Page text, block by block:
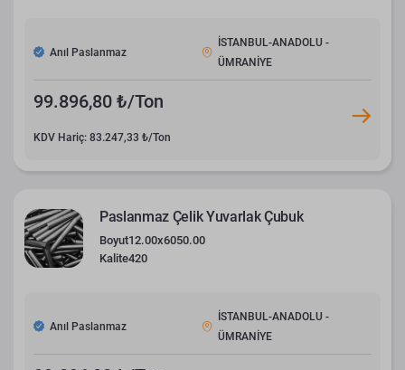
Anıl Paslanmaz
İSTANBUL-ANADOLU -
ÜMRANİYE
99.896,80 ₺/Ton
KDV Hariç: 83.247,33 ₺/Ton
Paslanmaz Çelik Yuvarlak Çubuk
Boyut12.00x6050.00
Kalite420
Anıl Paslanmaz
İSTANBUL-ANADOLU -
ÜMRANİYE